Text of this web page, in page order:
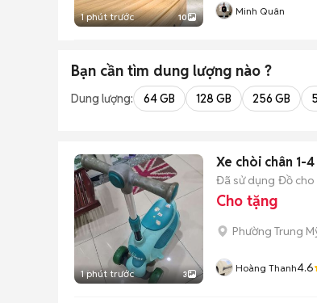
1 phút trước 10 Minh Quân
Bạn cần tìm dung lượng nào ?
Dung lượng: 64 GB 128 GB 256 GB
1 phút trước 3
Xe chòi chân 1-
Đã sử dụng Đồ cho
Cho tặng
Phường Trung
Hoàng Thanh4.6